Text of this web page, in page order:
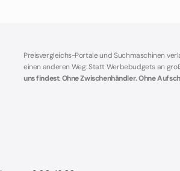
Preisvergleichs-Portale und Suchmaschinen
einen anderen Weg: Statt Werbebudgets an
uns findest.Ohne Zwischenhändler. Ohne